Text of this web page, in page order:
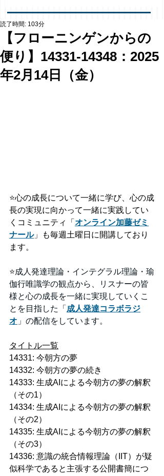
【フローニンゲンからの
便り】14331-14348：2025
年2月14日（金）
読了時間: 103分
⭐️心の成長について一緒に学び、心の成
長の実現に向かって一緒に実践してい
くコミュニティ「 オンライン加藤ゼミ
ナール」も毎週土曜日に開講しており
ます。
⭐️成人発達理論・インテグラル理論・瑜
伽行唯識学の観点から、リスナーの皆
様と心の成長を一緒に実現していくこ
とを目指した「 成人発達コラボラジ
オ 」の配信をしています。
タイトル一覧
14331: 今朝方の夢
14332: 今朝方の夢の続き
14333: 生成AIによる今朝方の夢の解釈
（その1）
14334: 生成AIによる今朝方の夢の解釈
（その2）
14335: 生成AIによる今朝方の夢の解釈
（その3）
14336: 意識の統合情報理論（IIT）が疑
似科学であると主張する公開書簡につ